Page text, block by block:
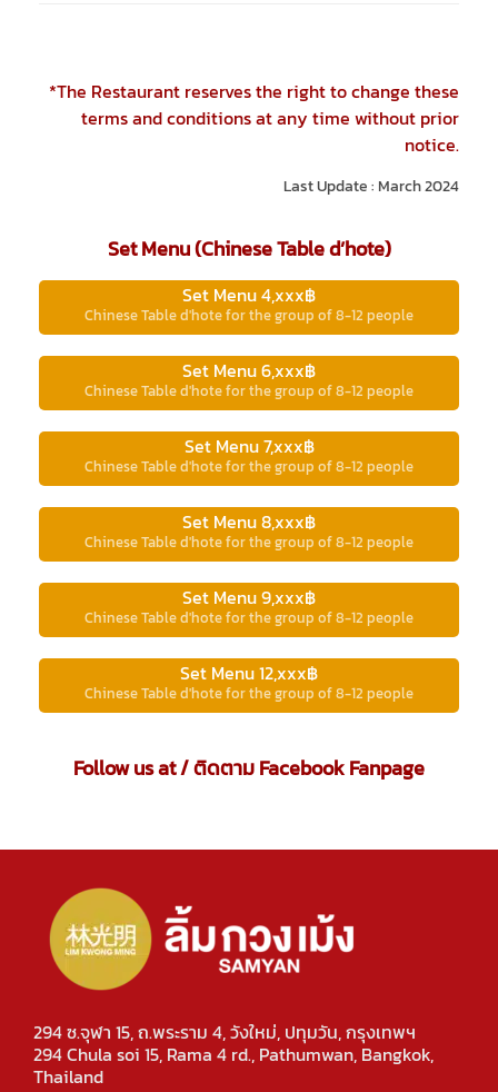
*The Restaurant reserves the right to change these
terms and conditions at any time without prior
notice.
Last Update : March 2024
Set Menu (Chinese Table d’hote)
Set Menu 4,xxx฿
Chinese Table d'hote for the group of 8-12 people
Set Menu 6,xxx฿
Chinese Table d'hote for the group of 8-12 people
Set Menu 7,xxx฿
Chinese Table d'hote for the group of 8-12 people
Set Menu 8,xxx฿
Chinese Table d'hote for the group of 8-12 people
Set Menu 9,xxx฿
Chinese Table d'hote for the group of 8-12 people
Set Menu 12,xxx฿
Chinese Table d'hote for the group of 8-12 people
Follow us at / ติดตาม Facebook Fanpage
294 ซ.จุฬา 15, ถ.พระราม 4, วังใหม่, ปทุมวัน, กรุงเทพฯ
294 Chula soi 15, Rama 4 rd., Pathumwan, Bangkok,
Thailand